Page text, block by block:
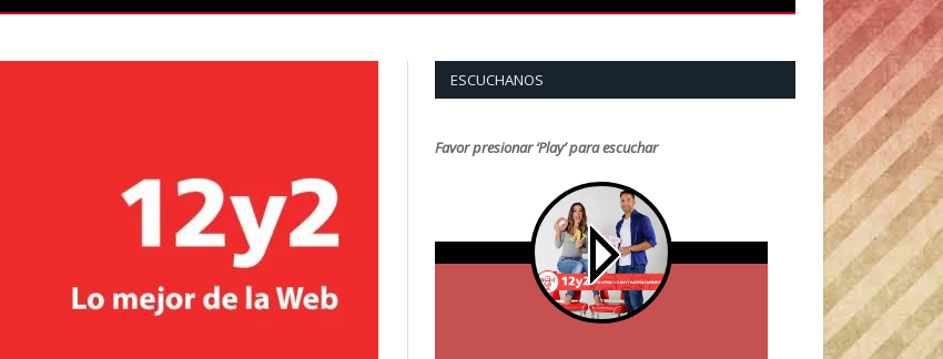
ESCUCHANOS
Favor presionar ‘Play’ para escuchar